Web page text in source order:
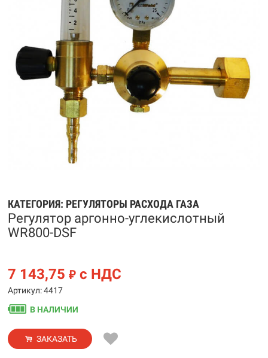
КАТЕГОРИЯ: РЕГУЛЯТОРЫ РАСХОДА ГАЗА
Регулятор аргонно-углекислотный
WR800-DSF
7 143,75 ₽ с НДС
Артикул: 4417
В НАЛИЧИИ
ЗАКАЗАТЬ